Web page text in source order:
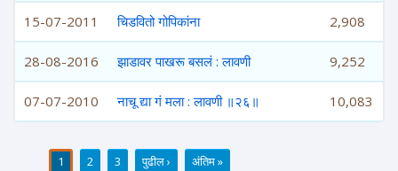
15-07-2011 चिडवितो गोपिकांना 2,908
28-08-2016 झाडावर पाखरू बसलं : लावणी 9,252
07-07-2010 नाचू द्या गं मला : लावणी ॥२६॥ 10,083
1 2 3 पुढील › अंतिम »